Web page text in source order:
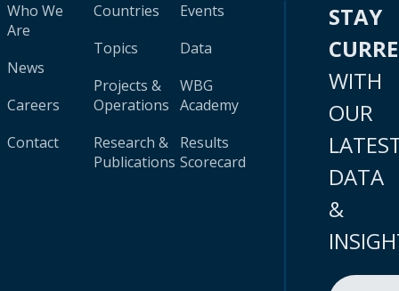
Who We
Are
News
Careers
Contact
Countries
Topics
Projects &
Operations
Research &
Publications
Events
Data
WBG
Academy
Results
Scorecard
STAY
WITH
OUR
DATA
&